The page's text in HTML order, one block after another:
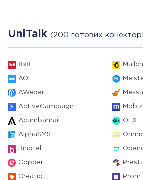
UniTalk (200 готових
8x8
AOL
AWeber
ActiveCampaign
Acumbamail OLX
AlphaSMS
Binotel
Copper
Creatio Prom